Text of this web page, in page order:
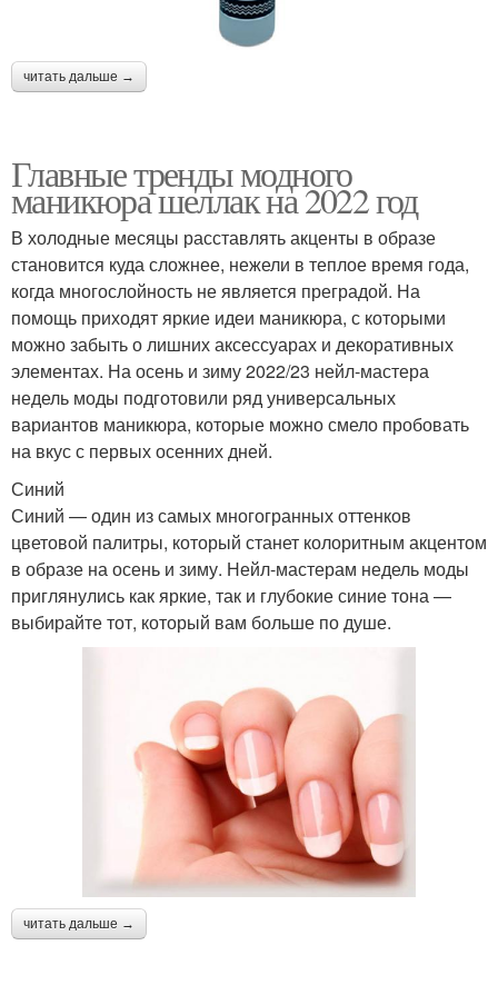
читать дальше →
Главные тренды модного
маникюра шеллак на 2022 год
В холодные месяцы расставлять акценты в образе
становится куда сложнее, нежели в теплое время года,
когда многослойность не является преградой. На
помощь приходят яркие идеи маникюра, с которыми
можно забыть о лишних аксессуарах и декоративных
элементах. На осень и зиму 2022/23 нейл-мастера
недель моды подготовили ряд универсальных
вариантов маникюра, которые можно смело пробовать
на вкус с первых осенних дней.
Синий
Синий — один из самых многогранных оттенков
цветовой палитры, который станет колоритным акцентом
в образе на осень и зиму. Нейл-мастерам недель моды
приглянулись как яркие, так и глубокие синие тона —
выбирайте тот, который вам больше по душе.
читать дальше →